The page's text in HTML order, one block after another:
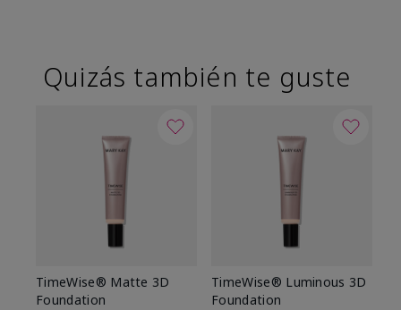
Quizás también te guste
TimeWise® Matte 3D
Foundation
TimeWise® Luminous 3D
Foundation